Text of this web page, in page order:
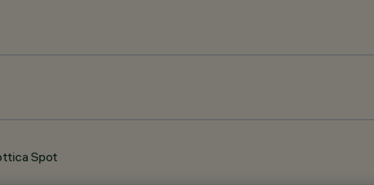
Spot